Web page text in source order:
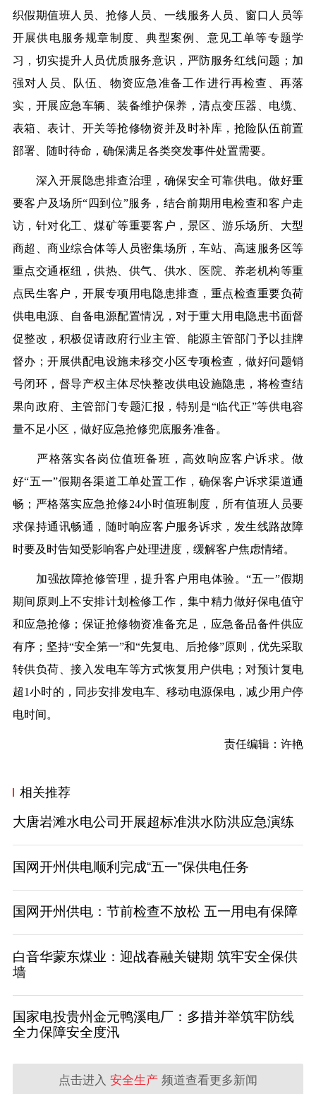
织假期值班人员、抢修人员、一线服务人员、窗口人员等
开展供电服务规章制度、典型案例、意见工单等专题学
习，切实提升人员优质服务意识，严防服务红线问题；加
强对人员、队伍、物资应急准备工作进行再检查、再落
实，开展应急车辆、装备维护保养，清点变压器、电缆、
表箱、表计、开关等抢修物资并及时补库，抢险队伍前置
部署、随时待命，确保满足各类突发事件处置需要。
深入开展隐患排查治理，确保安全可靠供电。做好重
要客户及场所“四到位”服务，结合前期用电检查和客户走
访，针对化工、煤矿等重要客户，景区、游乐场所、大型
商超、商业综合体等人员密集场所，车站、高速服务区等
重点交通枢纽，供热、供气、供水、医院、养老机构等重
点民生客户，开展专项用电隐患排查，重点检查重要负荷
供电电源、自备电源配置情况，对于重大用电隐患书面督
促整改，积极促请政府行业主管、能源主管部门予以挂牌
督办；开展供配电设施未移交小区专项检查，做好问题销
号闭环，督导产权主体尽快整改供电设施隐患，将检查结
果向政府、主管部门专题汇报，特别是“临代正”等供电容
量不足小区，做好应急抢修兜底服务准备。
严格落实各岗位值班备班，高效响应客户诉求。做
好“五一”假期各渠道工单处置工作，确保客户诉求渠道通
畅；严格落实应急抢修24小时值班制度，所有值班人员要
求保持通讯畅通，随时响应客户服务诉求，发生线路故障
时要及时告知受影响客户处理进度，缓解客户焦虑情绪。
加强故障抢修管理，提升客户用电体验。“五一”假期
期间原则上不安排计划检修工作，集中精力做好保电值守
和应急抢修；保证抢修物资准备充足，应急备品备件供应
有序；坚持“安全第一”和“先复电、后抢修”原则，优先采取
转供负荷、接入发电车等方式恢复用户供电；对预计复电
超1小时的，同步安排发电车、移动电源保电，减少用户停
电时间。
责任编辑：许艳
相关推荐
大唐岩滩水电公司开展超标准洪水防洪应急演练
国网开州供电顺利完成“五一”保供电任务
国网开州供电：节前检查不放松 五一用电有保障
白音华蒙东煤业：迎战春融关键期 筑牢安全保供
墙
国家电投贵州金元鸭溪电厂：多措并举筑牢防线
全力保障安全度汛
点击进入 安全生产 频道查看更多新闻